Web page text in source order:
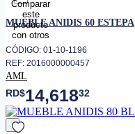
favorito
MUEBLE ANIDIS 60 ESTEPA
CÓDIGO: 01-10-1196
REF: 2016000000457
AML
RD$14,61832